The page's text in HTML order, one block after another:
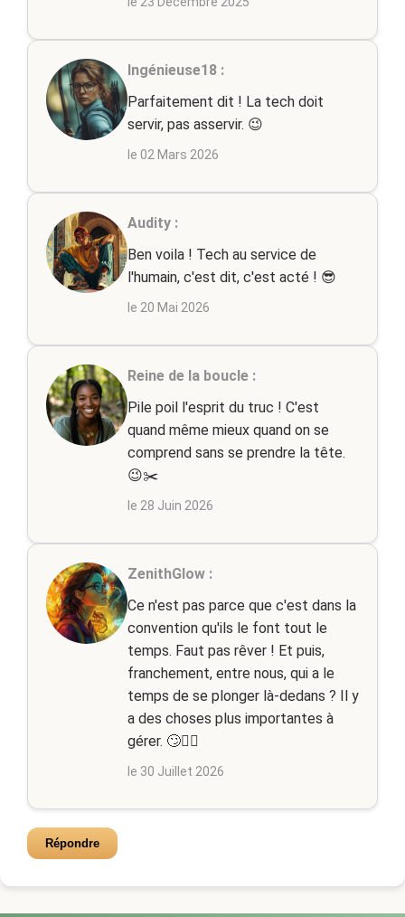
Ingénieuse18 :
Parfaitement dit ! La tech doit
servir, pas asservir. 😉
le 02 Mars 2026
Audity :
Ben voila ! Tech au service de
l'humain, c'est dit, c'est acté ! 😎
le 20 Mai 2026
Reine de la boucle :
Pile poil l'esprit du truc ! C'est
quand même mieux quand on se
comprend sans se prendre la tête.
😉✂️
le 28 Juin 2026
ZenithGlow :
Ce n'est pas parce que c'est dans la
convention qu'ils le font tout le
temps. Faut pas rêver ! Et puis,
franchement, entre nous, qui a le
temps de se plonger là-dedans ? Il y
a des choses plus importantes à
gérer. 🙄🤷‍♂️
le 30 Juillet 2026
Répondre